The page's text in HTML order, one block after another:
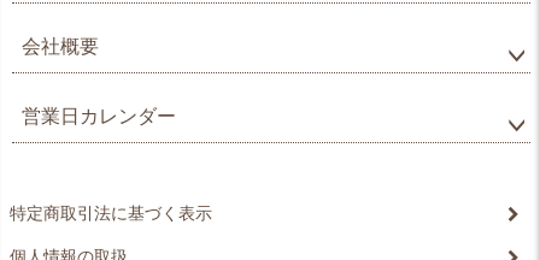
会社概要
営業日カレンダー
特定商取引法に基づく表示